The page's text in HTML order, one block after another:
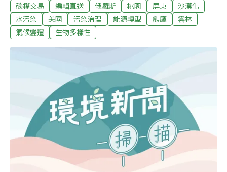
細菌和基因改造的黃金葛，試圖分解過度排放的二氧化
碳，透過新興的過濾設計流程，結合碳捕集的技術，達成
永續資源願景以及空氣品質的淨化。（中央社報導）桃園
四里試辦專用垃圾袋 11月起實施一年雙北垃圾費隨袋徵
區迴龍、龍華里試辦專用垃圾袋制度，防止外縣市垃圾入
侵。今年10月為試辦宣導期，與實施前相較，試辦區的四
條清運路線每天合計約減少3.5公噸的垃圾，垃圾車準點率
更高達九成。11月起若非使用桃園市專用垃圾袋丟垃圾，
清潔隊一律拒收，預計實施一年。（中央社報導）
碳權交易 編輯直送 俄羅斯 桃園 屏東
沙漠化
水污染
美國 污染治理 能源轉型 熊鷹
雲林
氣候變遷
生物多樣性